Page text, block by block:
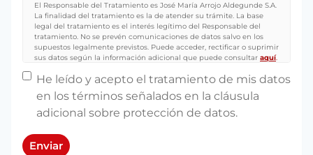
El Responsable del Tratamiento es José María Arrojo Aldegunde S.A.
La finalidad del tratamiento es la de atender su trámite. La base
legal del tratamiento es el interés legítimo del Responsable del
tratamiento. No se prevén comunicaciones de datos salvo en los
supuestos legalmente previstos. Puede acceder, rectificar o suprimir
sus datos según la información adicional que puede consultar aquí.
Sin nombre*
He leído y acepto el tratamiento de mis datos
en los términos señalados en la cláusula
adicional sobre protección de datos.
Enviar